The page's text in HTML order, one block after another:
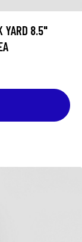
YARD 8.5"